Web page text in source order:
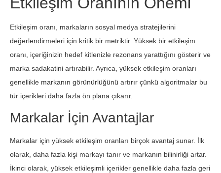
Etkileşim oranı, markaların sosyal medya stratejilerini
değerlendirmeleri için kritik bir metriktir. Yüksek bir etkileşim
oranı, içeriğinizin hedef kitlenizle rezonans yarattığını gösterir ve
marka sadakatini artırabilir. Ayrıca, yüksek etkileşim oranları
genellikle markanın görünürlüğünü artırır çünkü algoritmalar bu
tür içerikleri daha fazla ön plana çıkarır.
Markalar İçin Avantajlar
Markalar için yüksek etkileşim oranları birçok avantaj sunar. İlk
olarak, daha fazla kişi markayı tanır ve markanın bilinirliği artar.
İkinci olarak, yüksek etkileşimli içerikler genellikle daha fazla geri